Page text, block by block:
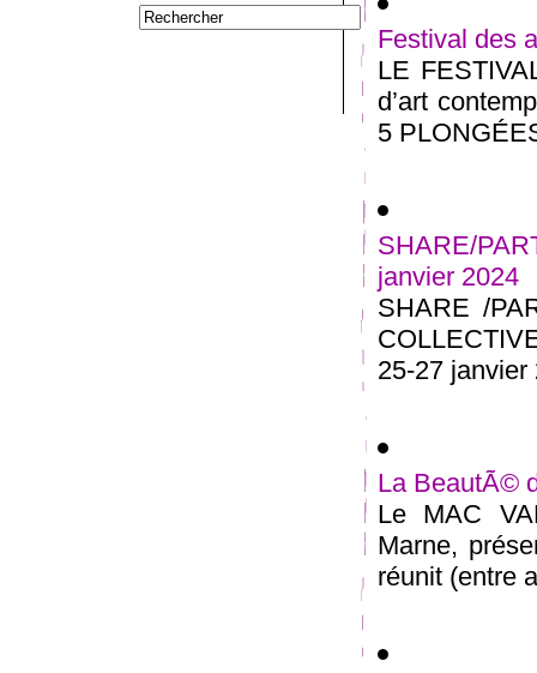
Festival des
LE
d’art
5
SHARE/
janvier 2024
SHARE /
25-27 janvier
La BeautÃ©
Le MAC
Marne,
réunit (entre